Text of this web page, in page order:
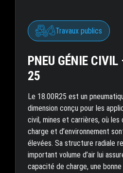
Travaux publics
PNEU GÉNIE
25
Le 18.00R25 est un
dimension conçu pour les
civil, mines et carrières, où les
charge et d’environnement
élevées. Sa structure radiale
important volume d’air lui
capacité de charge, une